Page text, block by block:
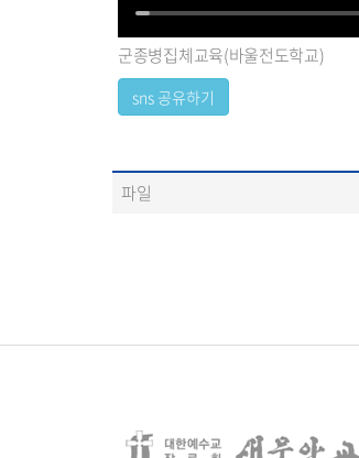
군종병집체교육(바울전도학교)
파일